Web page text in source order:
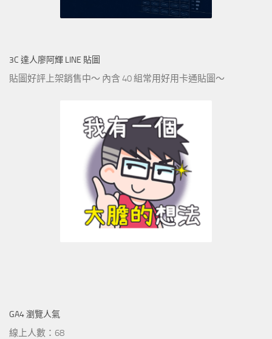
3C 達人廖阿輝 LINE 貼圖
貼圖好評上架銷售中～ 內含 40 組常用好用卡通貼圖～
GA4 瀏覽人氣
線上人數：68